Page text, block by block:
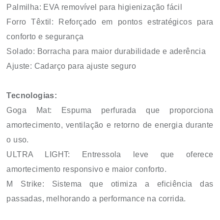
Palmilha: EVA removível para higienização fácil
Forro Têxtil: Reforçado em pontos estratégicos para
conforto e segurança
Solado: Borracha para maior durabilidade e aderência
Ajuste: Cadarço para ajuste seguro
Tecnologias:
Goga Mat: Espuma perfurada que proporciona
amortecimento, ventilação e retorno de energia durante
o uso.
ULTRA LIGHT: Entressola leve que oferece
amortecimento responsivo e maior conforto.
M Strike: Sistema que otimiza a eficiência das
passadas, melhorando a performance na corrida.